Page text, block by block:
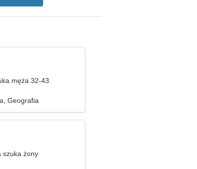
męża 32-43
Geografia
szuka żony